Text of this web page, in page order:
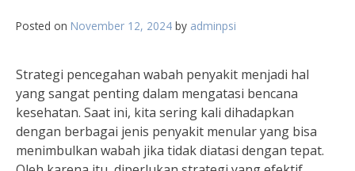
Posted on November 12, 2024 by adminpsi
Strategi pencegahan wabah penyakit menjadi hal
yang sangat penting dalam mengatasi bencana
kesehatan. Saat ini, kita sering kali dihadapkan
dengan berbagai jenis penyakit menular yang bisa
menimbulkan wabah jika tidak diatasi dengan tepat.